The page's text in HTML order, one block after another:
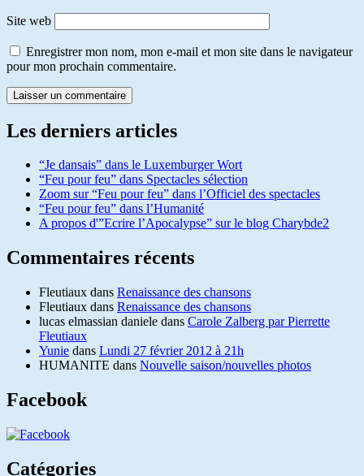
Site web
Enregistrer mon nom, mon e-mail et mon site dans le navigateur
pour mon prochain commentaire.
Les derniers articles
“Je dansais” dans le Luxemburger Wort
“Feu pour feu” dans Spectacles sélection
Zoom sur “Feu pour feu” dans l’Officiel des spectacles
“Feu pour feu” dans l’Humanité
A propos d'”Ecrire l’Apocalypse” sur le blog Charybde2
Commentaires récents
Fleutiaux dans Renaissance des chansons
Fleutiaux dans Renaissance des chansons
lucas elmassian daniele dans Carole Zalberg par Pierrette
Fleutiaux
Yunie dans Lundi 27 février 2012 à 21h
HUMANITE dans Nouvelle saison/nouvelles photos
Facebook
Catégories